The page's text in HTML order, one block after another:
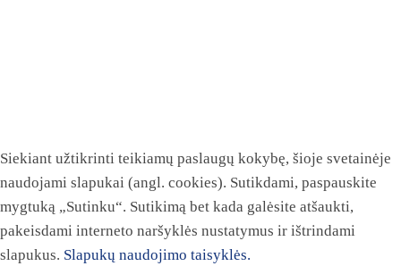
Siekiant užtikrinti teikiamų paslaugų kokybę, šioje svetainėje
naudojami slapukai (angl. cookies). Sutikdami, paspauskite
mygtuką „Sutinku“. Sutikimą bet kada galėsite atšaukti,
pakeisdami interneto naršyklės nustatymus ir ištrindami
slapukus. Slapukų naudojimo taisyklės.